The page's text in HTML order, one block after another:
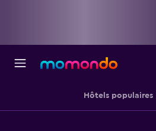
Hôtels populaires